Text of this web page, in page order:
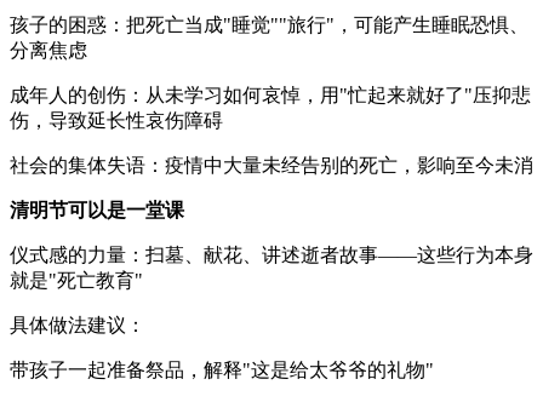
孩子的困惑：把死亡当成"睡觉""旅行"，可能产生睡眠恐惧、
分离焦虑
成年人的创伤：从未学习如何哀悼，用"忙起来就好了"压抑悲
伤，导致延长性哀伤障碍
社会的集体失语：疫情中大量未经告别的死亡，影响至今未消
清明节可以是一堂课
仪式感的力量：扫墓、献花、讲述逝者故事——这些行为本身
就是"死亡教育"
具体做法建议：
带孩子一起准备祭品，解释"这是给太爷爷的礼物"